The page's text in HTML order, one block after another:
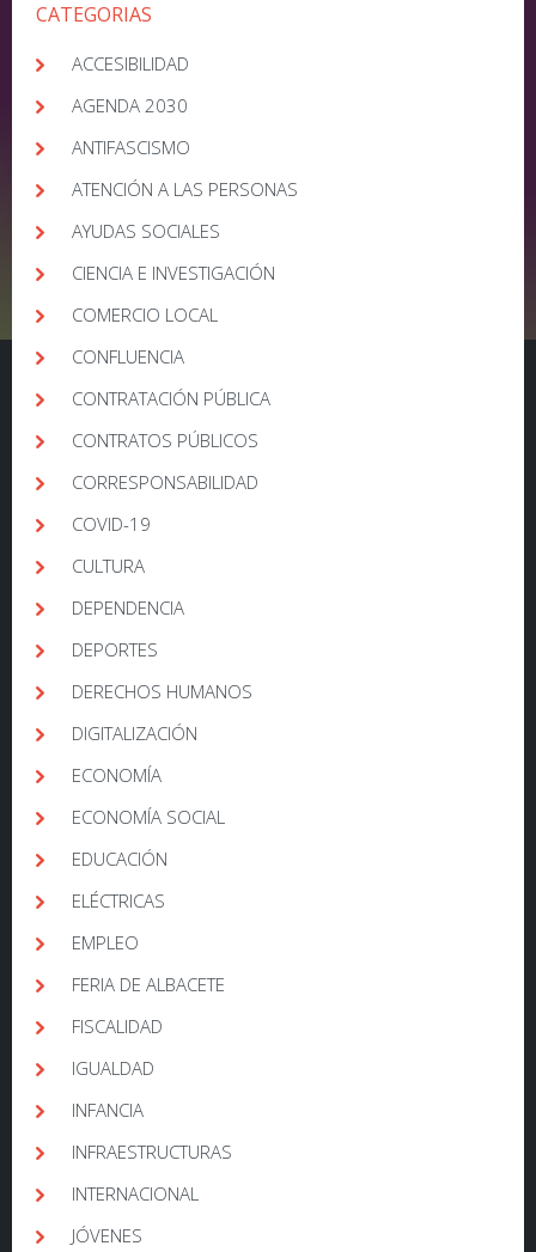
CATEGORIAS
ACCESIBILIDAD
AGENDA 2030
ANTIFASCISMO
ATENCIÓN A LAS PERSONAS
AYUDAS SOCIALES
CIENCIA E INVESTIGACIÓN
COMERCIO LOCAL
CONFLUENCIA
CONTRATACIÓN PÚBLICA
CONTRATOS PÚBLICOS
CORRESPONSABILIDAD
COVID-19
CULTURA
DEPENDENCIA
DEPORTES
DERECHOS HUMANOS
DIGITALIZACIÓN
ECONOMÍA
ECONOMÍA SOCIAL
EDUCACIÓN
ELÉCTRICAS
EMPLEO
FERIA DE ALBACETE
FISCALIDAD
IGUALDAD
INFANCIA
INFRAESTRUCTURAS
INTERNACIONAL
JÓVENES